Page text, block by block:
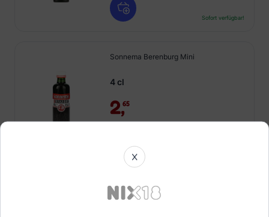
Sofort verfügbar!
Sonnema Berenburg Mini
4 cl
2,65
Campari Mini
X